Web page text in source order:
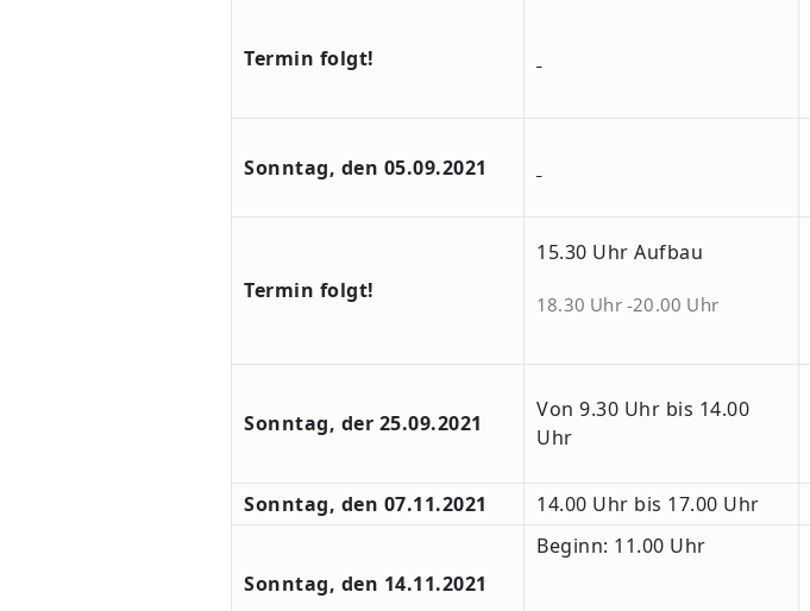
Termin folgt!
Sonntag, den 05.09.2021
Termin folgt!
15.30 Uhr Aufbau
18.30 Uhr -20.00 Uhr
Sonntag, der 25.09.2021
Von 9.30 Uhr bis 14.00
Uhr
Sonntag, den 07.11.2021 14.00 Uhr bis 17.00 Uhr
Sonntag, den 14.11.2021
Beginn: 11.00 Uhr